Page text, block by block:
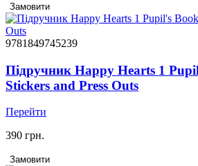
Замовити
9781849745239
Підручник Happy Hearts 1
Stickers and Press Outs
Перейти
390 грн.
Замовити